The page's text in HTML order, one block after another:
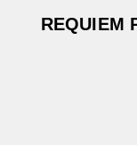
REQUIEM